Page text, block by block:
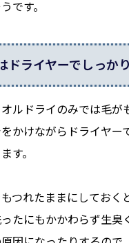
です。
ドライヤーでしっか
ルドライのみでは毛が
かけながらドライヤー
す。
つれたままにしておく
たにもかかわらず生臭